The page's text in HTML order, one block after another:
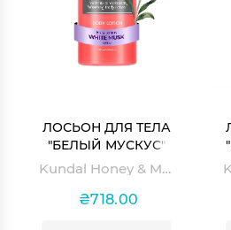
ЛОСЬОН ДЛЯ ТЕЛА
"БЕЛЫЙ МУСКУС"
KUNDAL HONEY &
BODY LOTION
Kundal Honey & Macadamia Pure Body Lotion White Musk
₴718.00